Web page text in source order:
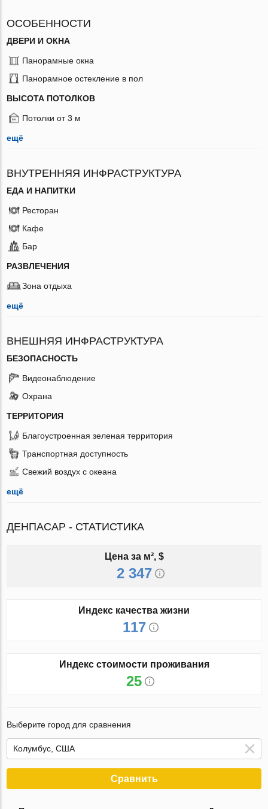
ОСОБЕННОСТИ
ДВЕРИ И ОКНА
Панорамные окна
Панорамное остекление в пол
ВЫСОТА ПОТОЛКОВ
Потолки от 3 м
ещё
ВНУТРЕННЯЯ ИНФРАСТРУКТУРА
ЕДА И НАПИТКИ
Ресторан
Кафе
Бар
РАЗВЛЕЧЕНИЯ
Зона отдыха
ещё
ВНЕШНЯЯ ИНФРАСТРУКТУРА
БЕЗОПАСНОСТЬ
Видеонаблюдение
Охрана
ТЕРРИТОРИЯ
Благоустроенная зеленая территория
Транспортная доступность
Свежий воздух с океана
ещё
ДЕНПАСАР - СТАТИСТИКА
Цена за м², $
2 347
Индекс качества жизни
117
Индекс стоимости проживания
25
Выберите город для сравнения
Сравнить